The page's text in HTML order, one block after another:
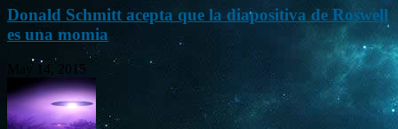
Donald Schmitt acepta que la diapositiva de Roswell
es una momia
May 14, 2015